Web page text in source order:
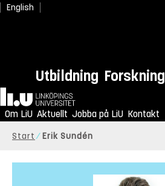
English
Utbildning Forskning
Hem
Om LiU Aktuellt Jobba på LiU Kontakt
Start Erik Sundén